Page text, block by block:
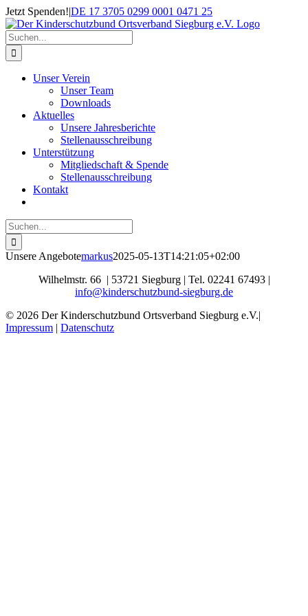
Zum
Inhalt
springen
Jetzt Spenden!|DE 17 3705 0299 0001 0471 25
Suche
nach:
Unser Verein
Unser Team
Downloads
Aktuelles
Unsere Jahresberichte
Stellenausschreibung
Unterstützung
Mitgliedschaft & Spende
Stellenausschreibung
Kontakt
Suche
nach:
Unsere Angebotemarkus2025-05-13T14:21:05+02:00
Wilhelmstr. 66 | 53721 Siegburg | Tel. 02241 67493 |
info@kinderschutzbund-siegburg.de
© 2026 Der Kinderschutzbund Ortsverband Siegburg e.V.|
Impressum | Datenschutz